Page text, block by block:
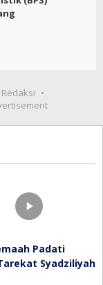
Redaksi
Padati
Syadziliyah